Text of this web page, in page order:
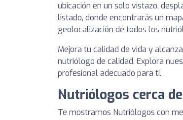
ubicación en un solo vistazo,
listado, donde encontrarás un
geolocalización de todos los
Mejora tu calidad de vida y
nutriólogo de calidad. Explora
profesional adecuado para ti.
Nutriólogos cerca
Te mostramos Nutriólogos con